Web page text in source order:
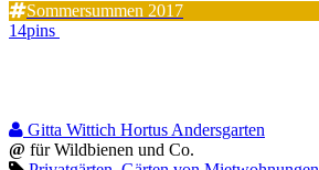
Sommersummen 2017
14pins
Gitta Wittich Hortus Andersgarten
@ für Wildbienen und Co.